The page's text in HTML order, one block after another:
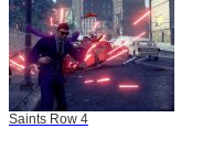
Saints Row 4